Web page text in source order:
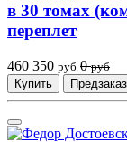
в 30 томах
переплет
460 350 руб 0 руб
Купить
Предзаказ